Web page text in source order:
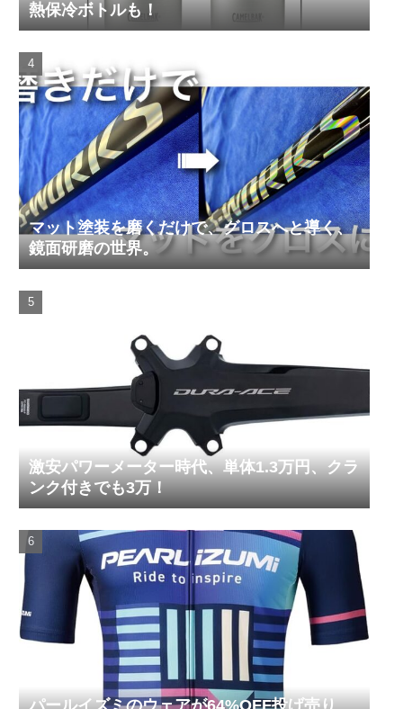
熱保冷ボトルも！
マット塗装を磨くだけで、グロスへと導く、
鏡面研磨の世界。
激安パワーメーター時代、単体1.3万円、クラ
ンク付きでも3万！